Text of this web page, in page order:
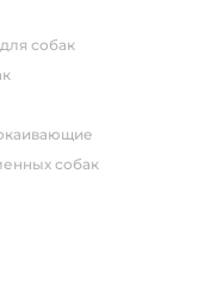
собак
собак